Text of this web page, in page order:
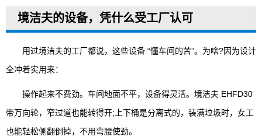
境洁夫的设备，凭什么受工厂认可
用过境洁夫的工厂都说，这些设备 “懂车间的苦”。为啥?因为设计
全冲着实用来：
操作起来不费劲。车间地面不平，设备得灵活。境洁夫 EHFD30
带万向轮，窄过道也能转得开;上下桶是分离式的，装满垃圾时，女工
也能轻松侧翻倒掉，不用弯腰使劲。